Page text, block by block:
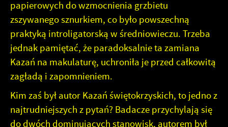
papierowych do wzmocnienia grzbietu
zszywanego sznurkiem, co było powszechną
praktyką introligatorską w średniowieczu. Trzeba
jednak pamiętać, że paradoksalnie ta zamiana
Kazań na makulaturę, uchroniła je przed całkowitą
zagładą i zapomnieniem.
Kim zaś był autor Kazań świętokrzyskich, to jedno z
najtrudniejszych z pytań? Badacze przychylają się
do dwóch dominujących stanowisk, autorem był